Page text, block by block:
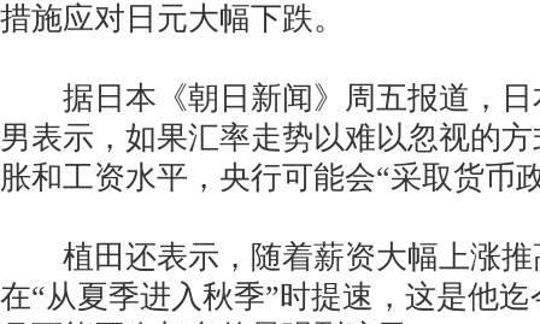
措施应对日元大幅下跌。
据日本《朝日新闻》周五报道，日
男表示，如果汇率走势以难以忽视的
胀和工资水平，央行可能会“采取货币
植田还表示，随着薪资大幅上涨推
在“从夏季进入秋季”时提速，这是他